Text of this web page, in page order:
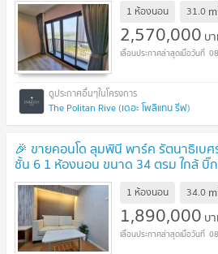
1 ห้องนอน 31.0 m
2,570,000 บ
The Politan Rive (เดอะ โพลิแทน รีฟ)
🎉 ขายคอนโด ลุมพินี พาร์ค รัตนาธิเบ
ชั้น 6 1 ห้องนอน ขนาด 34 ตรม ใกล้ บิ๊
1 ห้องนอน 34.0 m
1,890,000 บ